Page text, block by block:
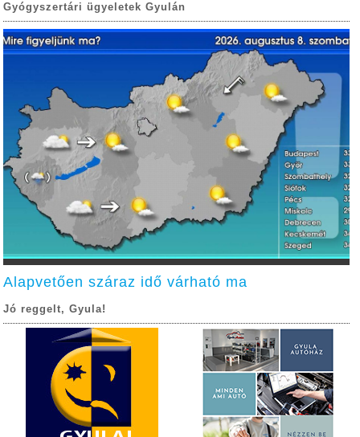
Gyógyszertári ügyeletek Gyulán
Alapvetően száraz idő várható ma
Jó reggelt, Gyula!